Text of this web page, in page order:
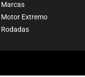
Marcas
Motor Extremo
Rodadas